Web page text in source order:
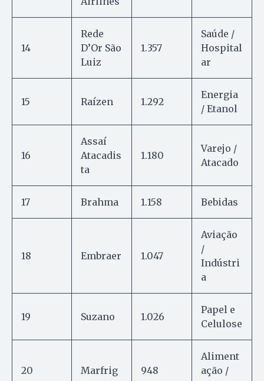
14
Rede
D’Or São
Luiz
1.357
Saúde /
Hospital
ar
15 Raízen 1.292
Energia
/ Etanol
16
Assaí
Atacadis
ta
1.180
Varejo /
Atacado
17 Brahma 1.158 Bebidas
18 Embraer 1.047
Aviação
/
Indústri
a
19 Suzano 1.026
Papel e
Celulose
20 Marfrig 948
Aliment
ação /